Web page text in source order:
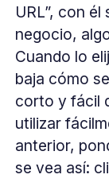
URL”, con
negocio,
Cuando lo
baja cómo
corto y fácil
utilizar
anterior,
se vea así: